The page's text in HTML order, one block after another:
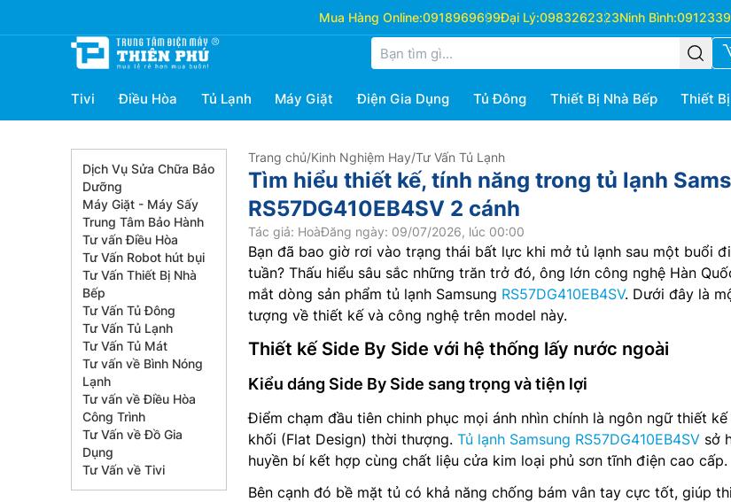
Mua Hàng Online:0918969699Đại Lý:0983262323Ninh Bình:
Tivi Điều Hòa Tủ Lạnh Máy Giặt Điện Gia Dụng Tủ Đông Thiết Bị Nhà Bếp Thiết
Dịch Vụ Sửa Chữa Bảo
Dưỡng
Máy Giặt - Máy Sấy
Trung Tâm Bảo Hành
Tư vấn Điều Hòa
Tư Vấn Robot hút bụi
Tư Vấn Thiết Bị Nhà
Bếp
Tư Vấn Tủ Đông
Tư Vấn Tủ Lạnh
Tư Vấn Tủ Mát
Tư vấn về Bình Nóng
Lạnh
Tư vấn về Điều Hòa
Công Trình
Tư Vấn về Đồ Gia
Dụng
Tư Vấn về Tivi
Trang chủ/Kinh Nghiệm Hay/Tư Vấn Tủ Lạnh
Tìm hiểu thiết kế, tính năng trong tủ lạnh
RS57DG410EB4SV 2 cánh
Tác giả: HoàĐăng ngày: 09/07/2026, lúc 00:00
Bạn đã bao giờ rơi vào trạng thái bất lực khi mở tủ lạnh sau một buổi
tuần? Thấu hiểu sâu sắc những trăn trở đó, ông lớn công nghệ Hàn
mắt dòng sản phẩm tủ lạnh Samsung RS57DG410EB4SV. Dưới đây là
tượng về thiết kế và công nghệ trên model này.
Thiết kế Side By Side với hệ thống lấy nước ngoài
Kiểu dáng Side By Side sang trọng và tiện lợi
Điểm chạm đầu tiên chinh phục mọi ánh nhìn chính là ngôn ngữ thiết
khối (Flat Design) thời thượng. Tủ lạnh Samsung RS57DG410EB4SV sở
huyền bí kết hợp cùng chất liệu cửa kim loại phủ sơn tĩnh điện cao cấp.
Bên cạnh đó bề mặt tủ có khả năng chống bám vân tay cực tốt, giúp